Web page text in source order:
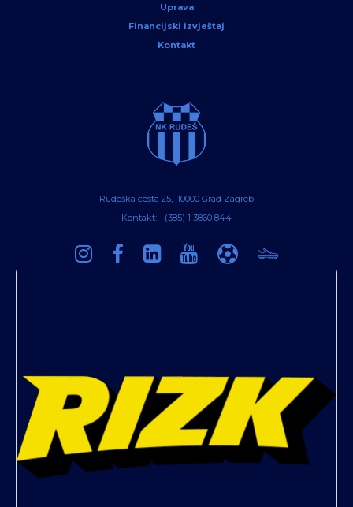
Uprava
Financijski izvještaj
Kontakt
Rudeška cesta 25, 10000 Grad Zagreb
Kontakt: +(385) 1 3860 844